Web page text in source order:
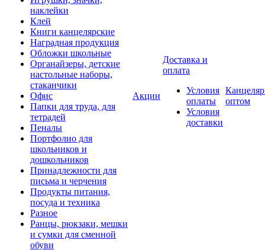
наклейки
Клей
Книги канцелярские
Наградная продукция
Обложки школьные
Органайзеры, детские
настольные наборы,
стаканчики
Офис
Папки для труда, для
тетрадей
Пеналы
Портфолио для
школьников и
дошкольников
Принадлежности для
письма и черчения
Продукты питания,
посуда и техника
Разное
Ранцы, рюкзаки, мешки
и сумки для сменной
обуви
Акции
Доставка и
оплата
Условия
оплаты
Условия
доставки
оптом